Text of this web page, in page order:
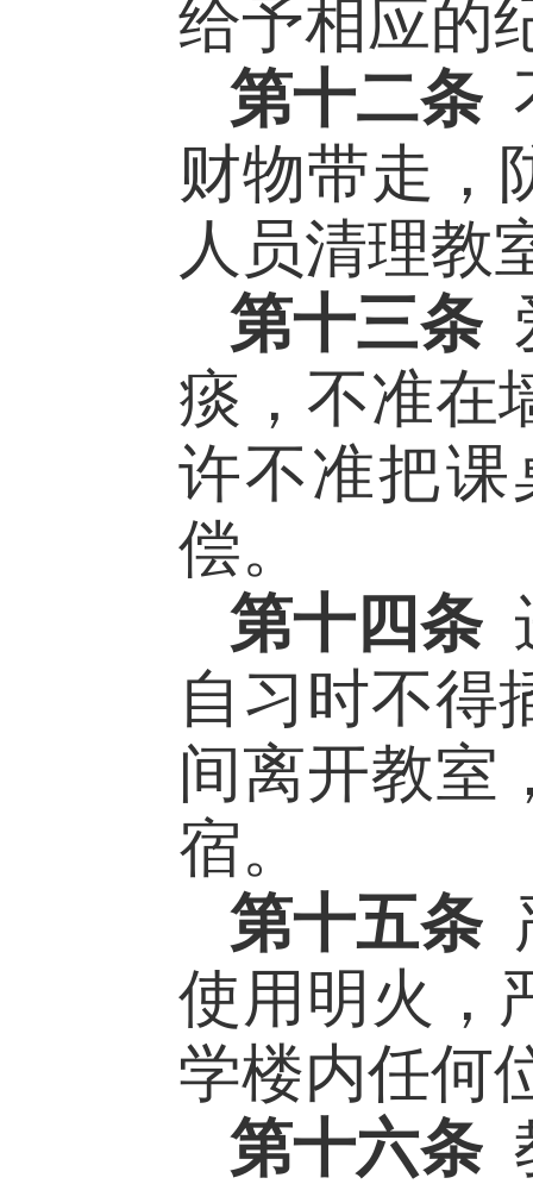
给予相应的
第十二条
财物带走，
人员清理教
第十三条
痰，不准在
许不准把课
偿。
第十四条
自习时不得
间离开教室
宿。
第十五条
使用明火，
学楼内任何
第十六条